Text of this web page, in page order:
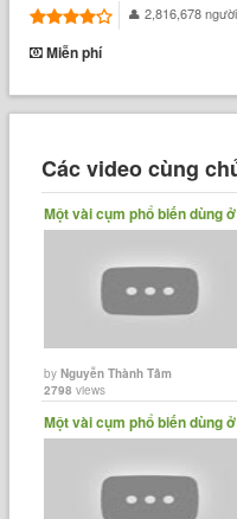
2,816,678
Miễn phí
Các video cùng
Một vài cụm phổ biến dùng
byNguyễn Thành Tâm
2798 views
Một vài cụm phổ biến dùng